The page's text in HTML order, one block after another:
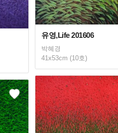
유영,Life 201606
박혜경
41x53cm (10호)